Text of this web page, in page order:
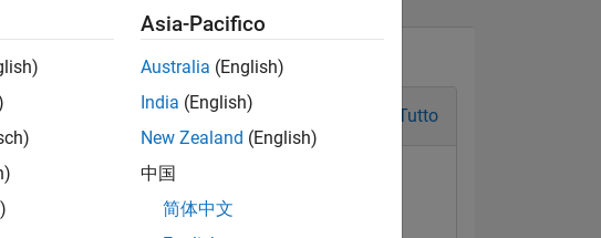
Tutto
Asia-Pacifico
Australia (English)
India (English)
New Zealand (English)
中国
简体中文